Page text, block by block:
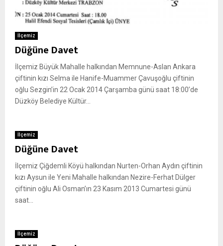
İlçemiz
Düğüne Davet
İlçemiz Büyük Mahalle halkından Memnune-Aslan Ankara
çiftinin kızı Selma ile Hanife-Muammer Çavuşoğlu çiftinin
oğlu Sezgin’in 22 Ocak 2014 Çarşamba günü saat 18:00’de
Düzköy Belediye Kültür...
İlçemiz
Düğüne Davet
İlçemiz Çiğdemli Köyü halkından Nurten-Orhan Aydın çiftinin
kızı Aysun ile Yeni Mahalle halkından Nezire-Ferhat Dülger
çiftinin oğlu Ali Osman’ın 23 Kasım 2013 Cumartesi günü
saat...
İlçemiz